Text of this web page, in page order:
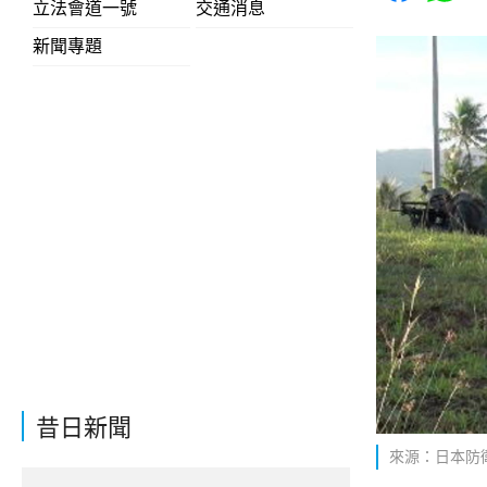
立法會道一號
交通消息
新聞專題
昔日新聞
來源：日本防